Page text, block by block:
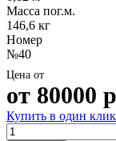
Масса пог.м.
146,6 кг
Номер
№40
Цена от
от 80000
Купить в один клик